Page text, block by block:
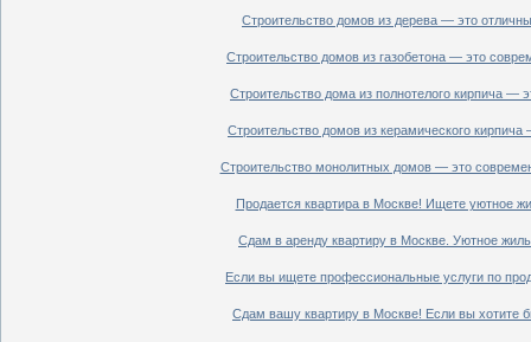
Строительство домов из дерева — это
Строительство домов из газобетона — это
Строительство дома из полнотелого кирпича —
Строительство домов из керамического
Строительство монолитных домов — это
Продается квартира в Москве! Ищете уютное
Сдам в аренду квартиру в Москве. Уютное
Если вы ищете профессиональные услуги по
Сдам вашу квартиру в Москве! Если вы хотите